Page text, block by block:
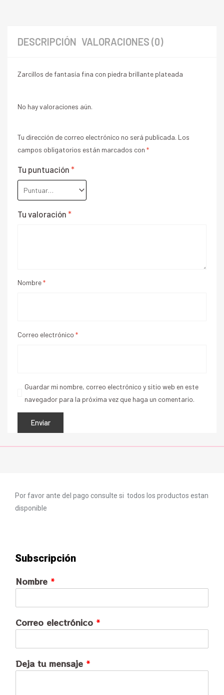
DESCRIPCIÓN VALORACIONES (0)
Zarcillos de fantasía fina con piedra brillante plateada
No hay valoraciones aún.
Tu dirección de correo electrónico no será publicada. Los
campos obligatorios están marcados con *
Tu puntuación *
Tu valoración *
Nombre*
Correo electrónico *
Guardar mi nombre, correo electrónico y sitio web en este
navegador para la próxima vez que haga un comentario.
Por favor ante del pago consulte si todos los productos estan
disponible
Subscripción
Nombre *
Correo electrónico *
Deja tu mensaje *